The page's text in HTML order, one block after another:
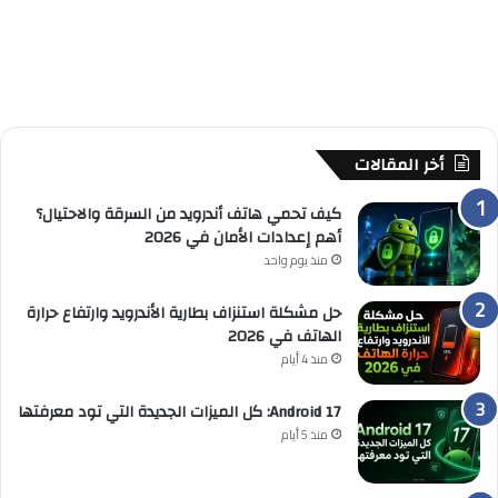
أخر المقالات
كيف تحمي هاتف أندرويد من السرقة والاحتيال؟
أهم إعدادات الأمان في 2026
منذ يوم واحد
حل مشكلة استنزاف بطارية الأندرويد وارتفاع حرارة
الهاتف في 2026
منذ 4 أيام
Android 17: كل الميزات الجديدة التي تود معرفتها
منذ 5 أيام